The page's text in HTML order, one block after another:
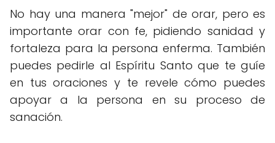
No hay una manera "mejor" de orar, pero es
importante orar con fe, pidiendo sanidad y
fortaleza para la persona enferma. También
puedes pedirle al Espíritu Santo que te guíe
en tus oraciones y te revele cómo puedes
apoyar a la persona en su proceso de
sanación.